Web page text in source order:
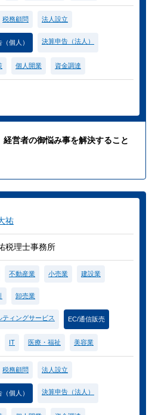
税務顧問 法人設立
個人） 決算申告（法人）
個人開業 資金調達
営者の御悩み事を解決すること
祐
税理士事務所
不動産業 小売業 建設業
卸売業
ティングサービス EC/通信販売
IT 医療・福祉 美容業
税務顧問 法人設立
個人） 決算申告（法人）